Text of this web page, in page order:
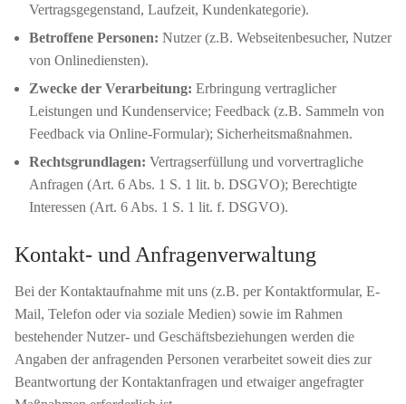
Vertragsgegenstand, Laufzeit, Kundenkategorie).
Betroffene Personen: Nutzer (z.B. Webseitenbesucher, Nutzer
von Onlinediensten).
Zwecke der Verarbeitung: Erbringung vertraglicher
Leistungen und Kundenservice; Feedback (z.B. Sammeln von
Feedback via Online-Formular); Sicherheitsmaßnahmen.
Rechtsgrundlagen: Vertragserfüllung und vorvertragliche
Anfragen (Art. 6 Abs. 1 S. 1 lit. b. DSGVO); Berechtigte
Interessen (Art. 6 Abs. 1 S. 1 lit. f. DSGVO).
Kontakt- und Anfragenverwaltung
Bei der Kontaktaufnahme mit uns (z.B. per Kontaktformular, E-
Mail, Telefon oder via soziale Medien) sowie im Rahmen
bestehender Nutzer- und Geschäftsbeziehungen werden die
Angaben der anfragenden Personen verarbeitet soweit dies zur
Beantwortung der Kontaktanfragen und etwaiger angefragter